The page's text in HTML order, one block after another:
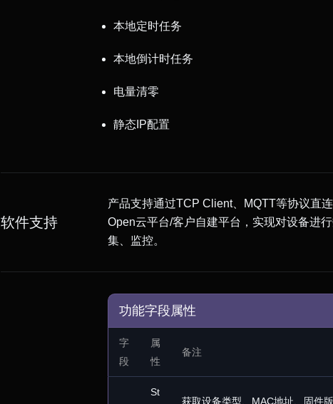
本地定时任务
本地倒计时任务
电量清零
静态IP配置
软件支持
产品支持通过TCP Client、MQTT等协议直
Open云平台/客户自建平台，实现对设备进
集、监控。
功能字段属性
字
段
属
性
备注
St
获取设备类型、MAC地址、固件